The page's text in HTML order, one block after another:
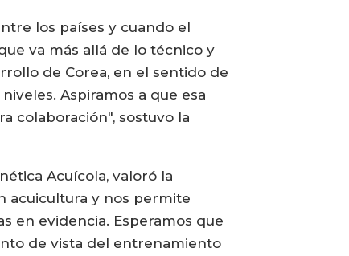
los países y cuando el
va más allá de lo técnico y
de Corea, en el sentido de
Aspiramos a que esa
colaboración", sostuvo la
Acuícola, valoró la
acuicultura y nos permite
en evidencia. Esperamos que
de vista del entrenamiento